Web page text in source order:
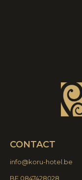
CONTACT
info@koru-hotel.be
BE 0847428028